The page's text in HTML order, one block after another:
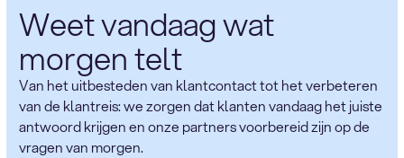
Weet vandaag wat
morgen telt
Van het uitbesteden van klantcontact tot het verbeteren
van de klantreis: we zorgen dat klanten vandaag het juiste
antwoord krijgen en onze partners voorbereid zijn op de
vragen van morgen.